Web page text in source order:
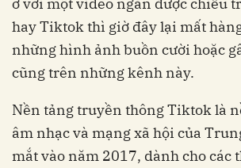
hay Tiktok thì giờ đây lại mất
những hình ảnh buồn cười hoặc
cũng trên những kênh này.
Nền tảng truyền thông Tiktok là
âm nhạc và mạng xã hội của
mắt vào năm 2017, dành cho các